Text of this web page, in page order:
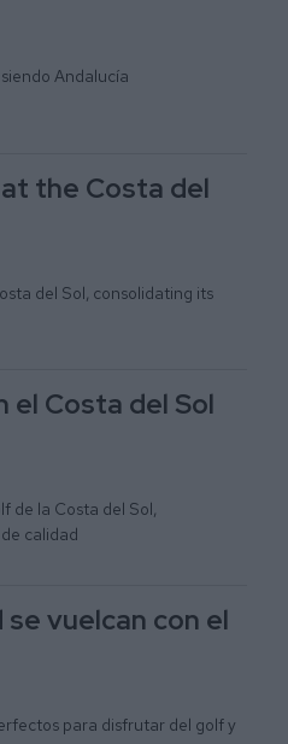
Andalucía
the Costa del
del Sol, consolidating its
el Costa del Sol
de la Costa del Sol,
calidad
se vuelcan con el
para disfrutar del golf y